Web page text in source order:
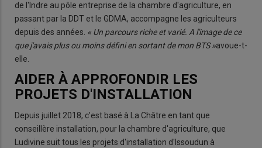
de l'Indre au pôle entreprise de la chambre d'agriculture, en
passant par la DDT et le GDMA, accompagne les agriculteurs
depuis des années. « Un parcours riche et varié. A l'image de ce
que j'avais plus ou moins défini en sortant de mon BTS »avoue-t-
elle.
AIDER À APPROFONDIR LES
PROJETS D'INSTALLATION
Depuis juillet 2018, c'est basé à La Châtre en tant que
conseillère installation, pour la chambre d'agriculture, que
Ludivine suit tous les projets d'installation d'Issoudun à